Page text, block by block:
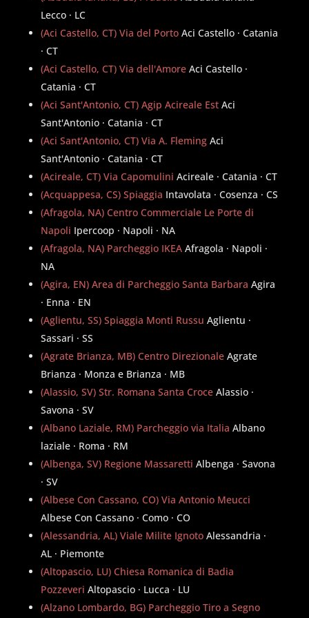
Lecco · LC
(Aci Castello, CT) Via del Porto Aci Castello · Catania
· CT
(Aci Castello, CT) Via dell'Amore Aci Castello ·
Catania · CT
(Aci Sant'Antonio, CT) Agip Acireale Est Aci
Sant'Antonio · Catania · CT
(Aci Sant'Antonio, CT) Via A. Fleming Aci
Sant'Antonio · Catania · CT
(Acireale, CT) Via Capomulini Acireale · Catania · CT
(Acquappesa, CS) Spiaggia Intavolata · Cosenza · CS
(Afragola, NA) Centro Commerciale Le Porte di
Napoli Ipercoop · Napoli · NA
(Afragola, NA) Parcheggio IKEA Afragola · Napoli ·
NA
(Agira, EN) Area di Parcheggio Santa Barbara Agira
· Enna · EN
(Aglientu, SS) Spiaggia Monti Russu Aglientu ·
Sassari · SS
(Agrate Brianza, MB) Centro Direzionale Agrate
Brianza · Monza e Brianza · MB
(Alassio, SV) Str. Romana Santa Croce Alassio ·
Savona · SV
(Albano Laziale, RM) Parcheggio via Italia Albano
laziale · Roma · RM
(Albenga, SV) Regione Massaretti Albenga · Savona
· SV
(Albese Con Cassano, CO) Via Antonio Meucci
Albese Con Cassano · Como · CO
(Alessandria, AL) Viale Milite Ignoto Alessandria ·
AL · Piemonte
(Altopascio, LU) Chiesa Romanica di Badia
Pozzeveri Altopascio · Lucca · LU
(Alzano Lombardo, BG) Parcheggio Tiro a Segno